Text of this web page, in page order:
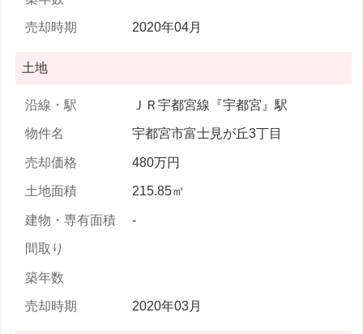
2020年04月
土地
ＪＲ宇都宮線『宇都宮』駅
宇都宮市富士見が丘3丁目
480万円
215.85㎡
-
2020年03月